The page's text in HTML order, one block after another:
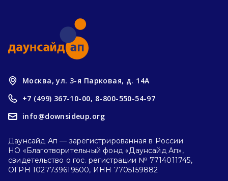
Москва, ул. 3-я Парковая, д. 14А
+7 (499) 367-10-00, 8-800-550-54-97
info@downsideup.org
Даунсайд Ап — зарегистрированная в России
НО «Благотворительный фонд «Даунсайд Ап»,
свидетельство о гос. регистрации № 7714011745,
ОГРН 1027739619500, ИНН 7705159882